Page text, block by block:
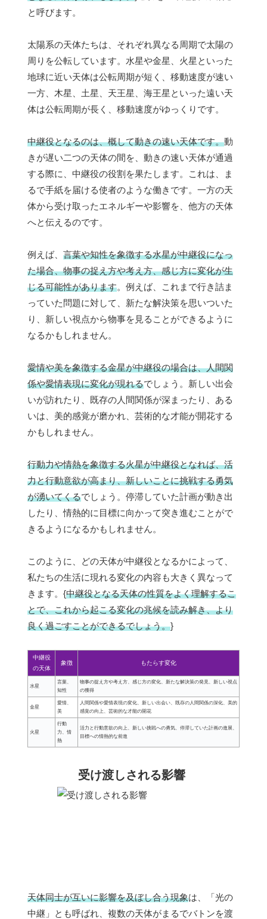
と呼びます。
太陽系の天体たちは、それぞれ異なる周期で太陽の
周りを公転しています。水星や金星、火星といった
地球に近い天体は公転周期が短く、移動速度が速い
一方、木星、土星、天王星、海王星といった遠い天
体は公転周期が長く、移動速度がゆっくりです。
中継役となるのは、概して動きの速い天体です。動
きが遅い二つの天体の間を、動きの速い天体が通過
する際に、中継役の役割を果たします。これは、ま
るで手紙を届ける使者のような働きです。一方の天
体から受け取ったエネルギーや影響を、他方の天体
へと伝えるのです。
例えば、 言葉や知性を象徴する水星が中継役になっ
た場合、物事の捉え方や考え方、感じ方に変化が生
じる可能性があります。例えば、これまで行き詰ま
っていた問題に対して、新たな解決策を思いついた
り、新しい視点から物事を見ることができるように
なるかもしれません。
愛情や美を象徴する金星が中継役の場合は、人間関
係や愛情表現に変化が現れるでしょう。新しい出会
いが訪れたり、既存の人間関係が深まったり、ある
いは、美的感覚が磨かれ、芸術的な才能が開花する
かもしれません。
行動力や情熱を象徴する火星が中継役となれば、活
力と行動意欲が高まり、新しいことに挑戦する勇気
が湧いてくるでしょう。停滞していた計画が動き出
したり、情熱的に目標に向かって突き進むことがで
きるようになるかもしれません。
このように、どの天体が中継役となるかによって、
私たちの生活に現れる変化の内容も大きく異なって
きます。{中継役となる天体の性質をよく理解するこ
とで、これから起こる変化の兆候を読み解き、より
良く過ごすことができるでしょう。}
中継役
の天体
象徴 もたらす変化
水星
言葉、
知性
物事の捉え方や考え方、感じ方の変化、新たな解決策の発見、新しい視点
の獲得
金星
愛情、
美
人間関係や愛情表現の変化、新しい出会い、既存の人間関係の深化、美的
感覚の向上、芸術的な才能の開花
火星
行動
力、情
熱
活力と行動意欲の向上、新しい挑戦への勇気、停滞していた計画の進展、
目標への情熱的な前進
受け渡しされる影響
天体同士が互いに影響を及ぼし合う現象は、「光の
中継」とも呼ばれ、複数の天体がまるでバトンを渡